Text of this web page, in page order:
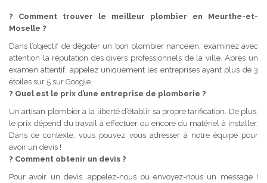
? Comment trouver le meilleur plombier en Meurthe-et-
Moselle ?
Dans l’objectif de dégoter un bon plombier nancéien, examinez avec
attention la réputation des divers professionnels de la ville. Après un
examen attentif, appelez uniquement les entreprises ayant plus de 3
étoiles sur 5 sur Google.
? Quel est le prix d’une entreprise de plomberie ?
Un artisan plombier a la liberté d’établir sa propre tarification. De plus,
le prix dépend du travail à effectuer ou encore du matériel à installer.
Dans ce contexte, vous pouvez vous adresser à notre équipe pour
avoir un devis !
? Comment obtenir un devis ?
Pour avoir un devis, appelez-nous ou envoyez-nous un message !